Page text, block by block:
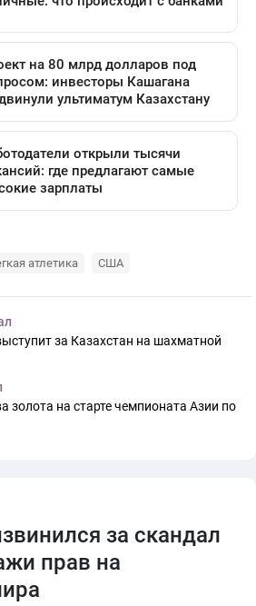
атлетика США
за Казахстан на шахматной
золота на старте чемпионата Азии по
за скандал
прав на